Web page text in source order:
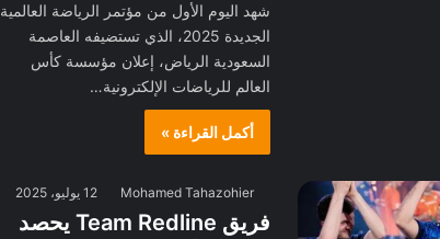
شهد اليوم الأول من مؤتمر الرياضة العالمية
الجديدة 2025، الذي تستضيفه العاصمة
السعودية الرياض، إعلان مؤسسة كأس
العالم للرياضات الإلكترونية…
أكمل القراءة »
Mohamed Tahazohier 12 يوليو، 2025
فريق Team Redline يحصد